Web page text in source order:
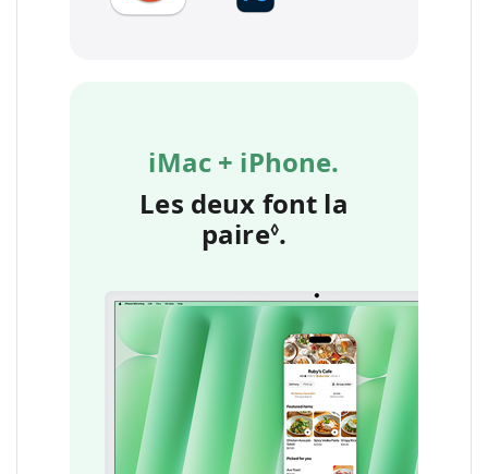
iMac + iPhone.
Les deux font la
paire◊Renvoi aux
.